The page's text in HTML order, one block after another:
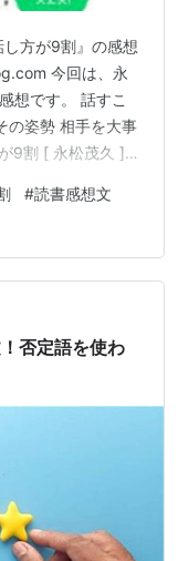
方が9割』の感想
今回は、永
想です。 話すこ
の姿勢 相手を大事
9割 [ 永松茂久 ]価
ミュニケーショ
なアドバイスを
面の人との会話で
そういう人にと
#読書感想文
否定語を使わ